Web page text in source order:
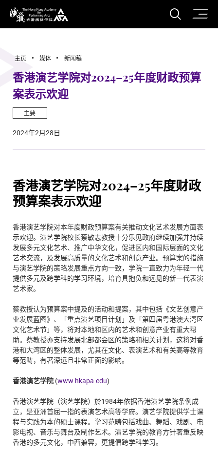
香港演艺学院
打开
主页 媒体 新闻稿
香港演艺学院对2024–25年度财政预算
案表示欢迎
主要
2024年2月28日
香港演艺学院对2024–25年度财政
预算案表示欢迎
香港演艺学院对本年度财政预算案有关推动文化艺术发展方面表
示欢迎。演艺学院校长蔡敏志教授十分乐见政府继续加强并持续
发展多元文化艺术、推广中华文化，促进区内和国际层面的文化
艺术交流，及发展高质量的文化艺术和创意产业。预算案的措施
与演艺学院的策略发展重点方向一致，学院一直致力为年轻一代
提供多元及跨学科的学习环境，培育具抱负和远见的新一代表演
艺术家。
蔡教授认为预算案中提及的活动和提案，其中包括《文艺创意产
业发展蓝图》、「重点演艺项目计划」及「第四届粤港澳大湾区
文化艺术节」等，将对本地和区内的艺术和创意产业有重大帮
助。蔡教授亦支持发展北部都会区的策略和相关计划，这将对香
港和大湾区的整体发展，尤其在文化、表演艺术和有关高等教育
等范畴，有著深远且非常正面的影响。
香港演艺学院 (www.hkapa.edu)
香港演艺学院（演艺学院）於1984年依据香港演艺学院条例成
立，是亚洲首屈一指的表演艺术高等学府。演艺学院提供学士课
程与实践为本的硕士课程。学习范畴包括戏曲、舞蹈、戏剧、电
影电视、音乐与舞台及制作艺术。演艺学院的教育方针著重反映
香港的多元文化，中西兼容，更提倡跨学科学习。